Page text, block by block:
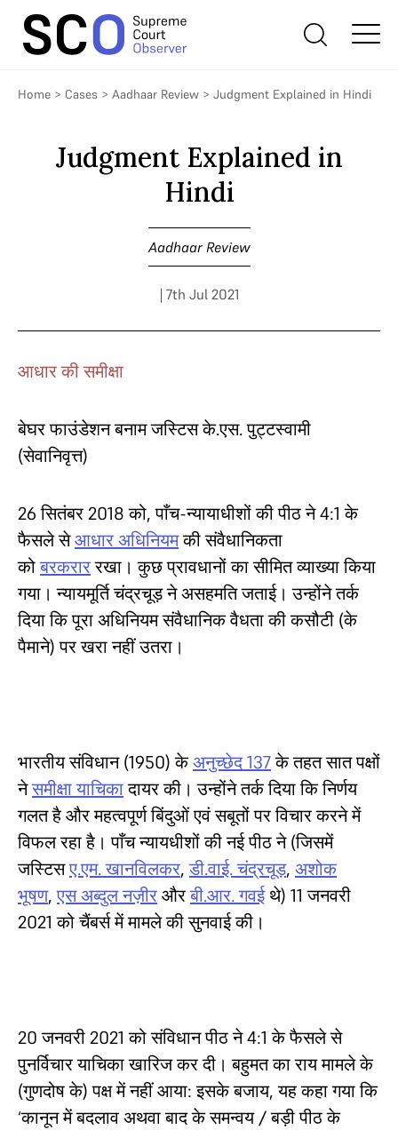
Home > Cases > Aadhaar Review > Judgment Explained in Hindi
Judgment Explained in
Hindi
Aadhaar Review
| 7th Jul 2021
आधार की समीक्षा
बेघर फाउंडेशन बनाम जस्टिस के.एस. पुट्टस्वामी
(सेवानिवृत्त)
26 सितंबर 2018 को, पाँच-न्यायाधीशों की पीठ ने 4:1 के
फैसले सेआधार अधिनियमकी संवैधानिकता
कोबरकराररखा। कुछ प्रावधानों का सीमित व्याख्या किया
गया। न्यायमूर्ति चंद्रचूड़ ने असहमति जताई। उन्होंने तर्क
दिया कि पूरा अधिनियम संवैधानिक वैधता की कसौटी (के
पैमाने) पर खरा नहीं उतरा।
भारतीय संविधान (1950) केअनुच्छेद 137के तहत सात पक्षों
नेसमीक्षा याचिकादायर की। उन्होंने तर्क दिया कि निर्णय
गलत है और महत्वपूर्ण बिंदुओं एवं सबूतों पर विचार करने में
विफल रहा है। पाँच न्यायधीशों की नई पीठ ने (जिसमें
जस्टिसए.एम. खानविलकर,डी.वाई. चंद्रचूड़, अशोक
भूषण,एस अब्दुल नज़ीरऔरबी.आर. गवईथे) 11 जनवरी
2021 को चैंबर्स में मामले की सुनवाई की।
20 जनवरी 2021 को संविधान पीठ ने 4:1 के फैसले से
पुनर्विचार याचिका खारिज कर दी। बहुमत का राय मामले के
(गुणदोष के) पक्ष में नहीं आया: इसके बजाय, यह कहा गया कि
‘कानून में बदलाव अथवा बाद के समन्वय / बड़ी पीठ के